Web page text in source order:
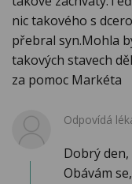
nic takového s
přebral syn.Mohla
takových stavech
za pomoc Markéta
Odpovídá
Dobrý
Obávám